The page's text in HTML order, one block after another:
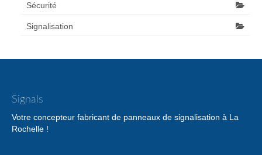
Sécurité
Signalisation
Signals
Votre concepteur fabricant de panneaux de signalisation à La
Rochelle !